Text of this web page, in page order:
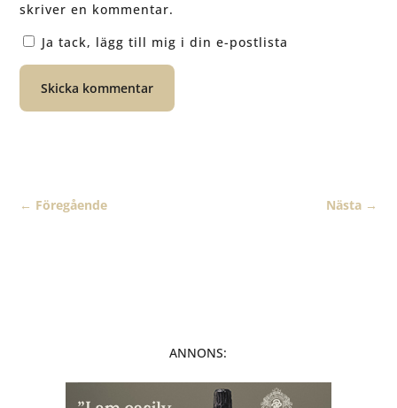
skriver en kommentar.
Ja tack, lägg till mig i din e-postlista
Skicka kommentar
← Föregående Nästa→
ANNONS: